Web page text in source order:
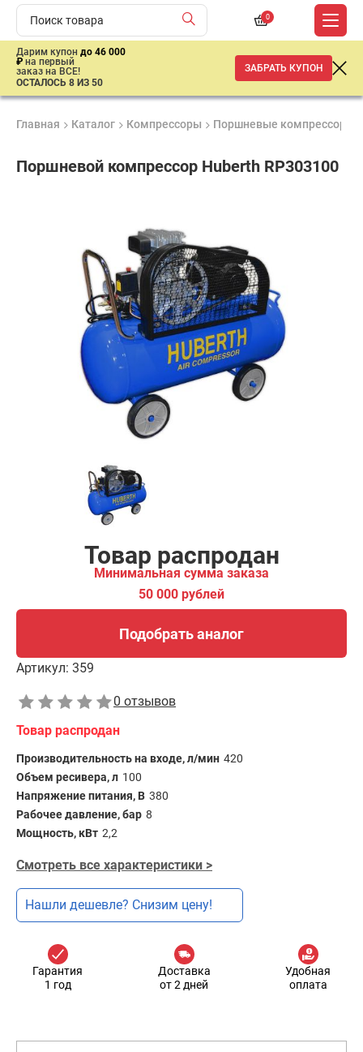
0
Дарим купон до 46 000
₽ на первый
заказ на ВСЕ!
ОСТАЛОСЬ 8 ИЗ 50
ЗАБРАТЬ КУПОН
Главная Каталог Компрессоры Поршневые компрессоры
Поршневой компрессор Huberth RP303100
от 2 дней
Товар распродан
Минимальная сумма заказа
50 000 рублей
Подобрать аналог
Артикул: 359
0 отзывов
Товар распродан
Производительность на входе, л/мин 420
Объем ресивера, л 100
Напряжение питания, В 380
Рабочее давление, бар 8
Мощность, кВт 2,2
Смотреть все характеристики >
Нашли дешевле? Снизим цену!
Гарантия
1 год
Доставка
от 2 дней
Удобная
оплата
Подобрать аналог